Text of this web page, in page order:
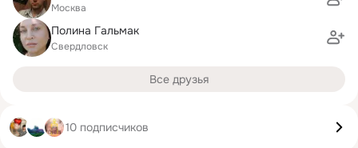
Москва
Пoлинa Гaльмак
Свердловск
Все друзья
10 подписчиков